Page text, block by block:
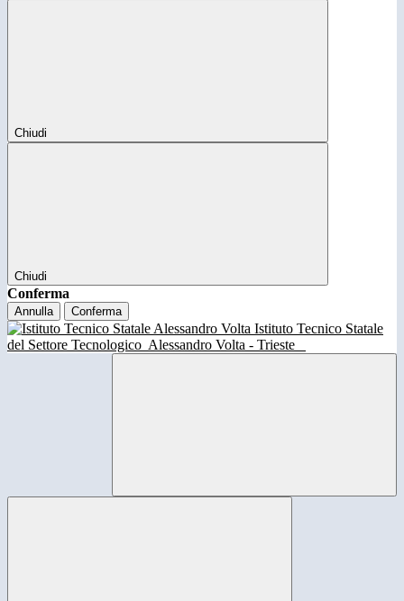
Chiudi
Chiudi
Conferma
Annulla Conferma
Istituto Tecnico Statale
del Settore Tecnologico Alessandro Volta - Trieste